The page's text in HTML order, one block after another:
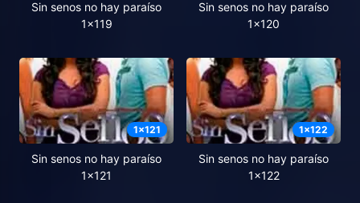
Sin senos no hay paraíso
1x119
Sin senos no hay paraíso
1x120
1x121
Sin senos no hay paraíso
1x121
1x122
Sin senos no hay paraíso
1x122